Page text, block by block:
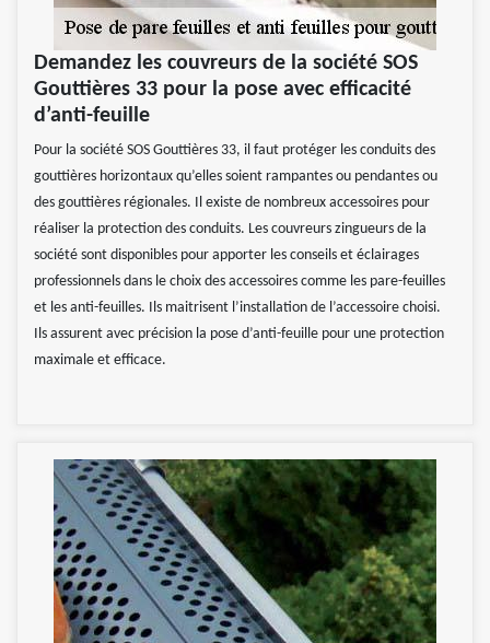
Demandez les couvreurs de la société SOS
Gouttières 33 pour la pose avec efficacité
d’anti-feuille
Pour la société SOS Gouttières 33, il faut protéger les conduits des
gouttières horizontaux qu’elles soient rampantes ou pendantes ou
des gouttières régionales. Il existe de nombreux accessoires pour
réaliser la protection des conduits. Les couvreurs zingueurs de la
société sont disponibles pour apporter les conseils et éclairages
professionnels dans le choix des accessoires comme les pare-feuilles
et les anti-feuilles. Ils maitrisent l’installation de l’accessoire choisi.
Ils assurent avec précision la pose d’anti-feuille pour une protection
maximale et efficace.